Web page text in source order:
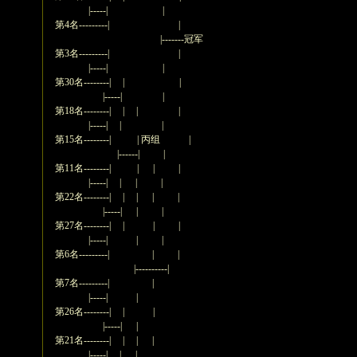
|-----| |
第4名---------| |
|-------冠军
第3名---------| |
|-----| |
第30名--------| | |
|-----| |
第18名--------| | | |
|-----| | |
第15名--------| | 丙组 |
|------| |
第11名--------| | | |
|-----| | | |
第22名--------| | | | |
|-----| | |
第27名--------| | | |
|-----| | |
第6名---------| | |
|----------|
第7名---------| |
|-----| |
第26名--------| | |
|-----| |
第21名--------| | | |